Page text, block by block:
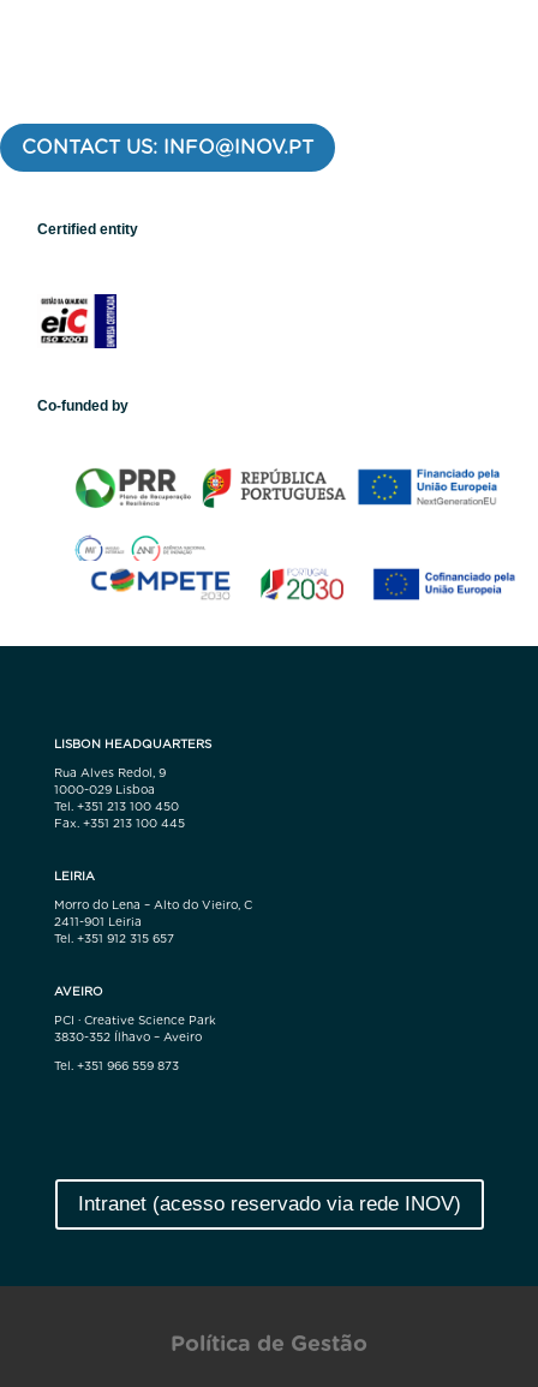
CONTACT US: INFO@INOV.PT
Certified entity
Co-funded by
LISBON HEADQUARTERS
Rua Alves Redol, 9
1000-029 Lisboa
Tel. +351 213 100 450
Fax. +351 213 100 445
LEIRIA
Morro do Lena – Alto do Vieiro, C
2411-901 Leiria
Tel. +351 912 315 657
AVEIRO
PCI · Creative Science Park
3830-352 Ílhavo – Aveiro
Tel. +351 966 559 873
Intranet (acesso reservado via rede INOV)
Política de Gestão